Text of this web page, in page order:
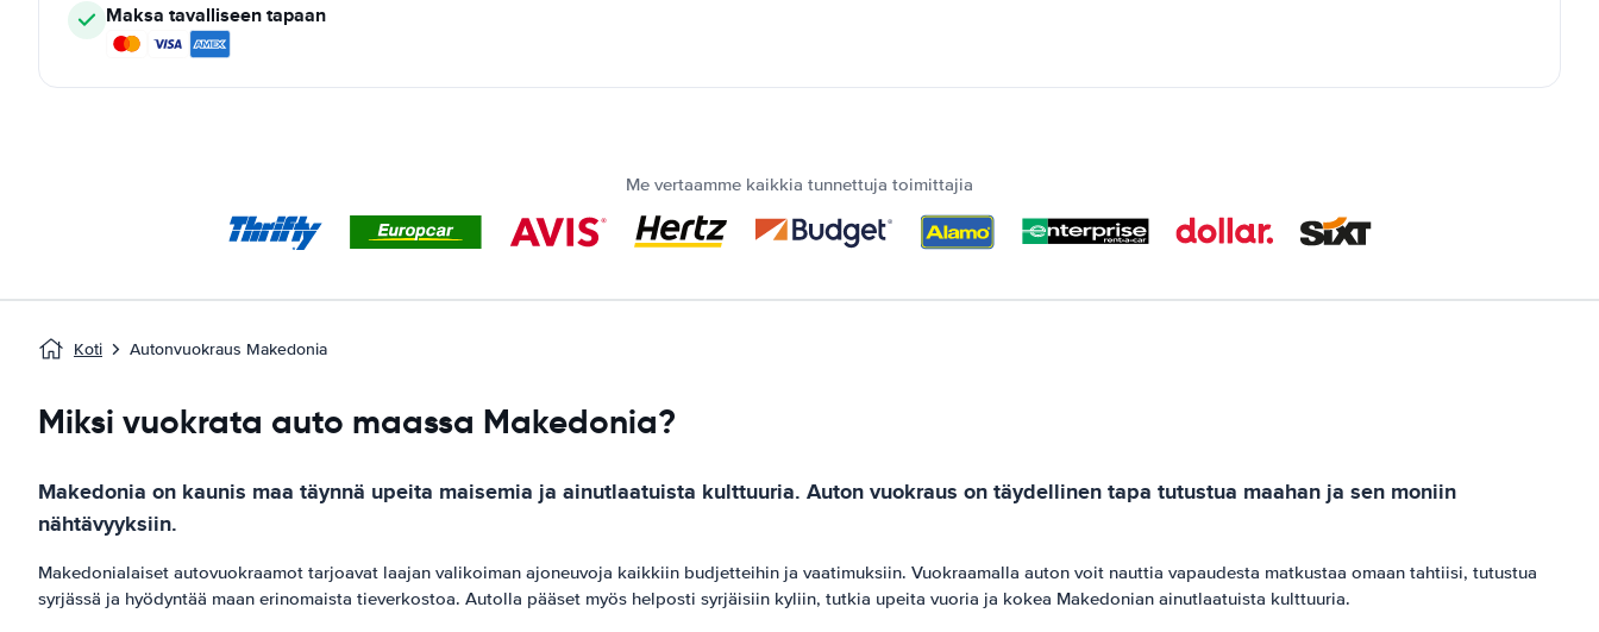
Maksa tavalliseen tapaan
Me vertaamme kaikkia tunnettuja toimittajia
Koti Autonvuokraus Makedonia
Miksi vuokrata auto maassa Makedonia?
Makedonia on kaunis maa täynnä upeita maisemia ja ainutlaatuista kulttuuria. Auton vuokraus on täydellinen tapa tutustua maahan ja sen moniin
nähtävyyksiin.
Makedonialaiset autovuokraamot tarjoavat laajan valikoiman ajoneuvoja kaikkiin budjetteihin ja vaatimuksiin. Vuokraamalla auton voit nauttia vapaudesta matkustaa omaan tahtiisi, tutustua
syrjässä ja hyödyntää maan erinomaista tieverkostoa. Autolla pääset myös helposti syrjäisiin kyliin, tutkia upeita vuoria ja kokea Makedonian ainutlaatuista kulttuuria.